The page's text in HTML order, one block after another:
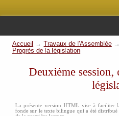
Accueil → Travaux de l'Assemblée →
Progrès de la législation
Deuxième session,
La présente version HTML vise à faciliter
fonde sur le texte bilingue qui a été distribué